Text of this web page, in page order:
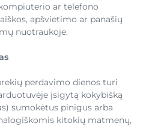
ar telefono
apšvietimo ar panašių
nuotraukoje.
perdavimo dienos turi
įsigytą kokybišką
sumokėtus pinigus arba
kitokių matmenų,